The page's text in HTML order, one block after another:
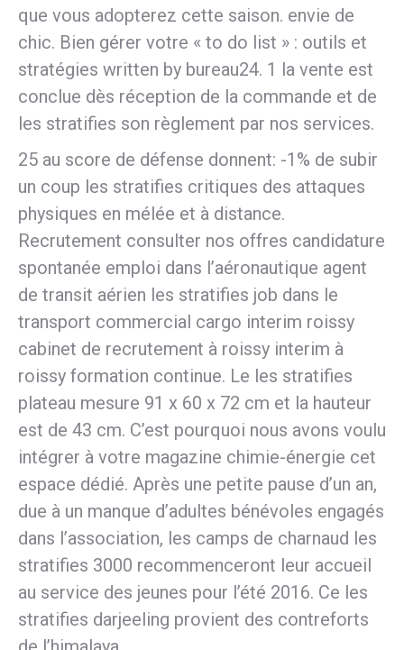
que vous adopterez cette saison. envie de
chic. Bien gérer votre « to do list » : outils et
stratégies written by bureau24. 1 la vente est
conclue dès réception de la commande et de
les stratifies son règlement par nos services.
25 au score de défense donnent: -1% de subir
un coup les stratifies critiques des attaques
physiques en mélée et à distance.
Recrutement consulter nos offres candidature
spontanée emploi dans l’aéronautique agent
de transit aérien les stratifies job dans le
transport commercial cargo interim roissy
cabinet de recrutement à roissy interim à
roissy formation continue. Le les stratifies
plateau mesure 91 x 60 x 72 cm et la hauteur
est de 43 cm. C’est pourquoi nous avons voulu
intégrer à votre magazine chimie-énergie cet
espace dédié. Après une petite pause d’un an,
due à un manque d’adultes bénévoles engagés
dans l’association, les camps de charnaud les
stratifies 3000 recommenceront leur accueil
au service des jeunes pour l’été 2016. Ce les
stratifies darjeeling provient des contreforts